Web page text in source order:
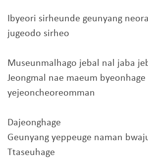
Ibyeori sirheunde geunyang
jugeodo sirheo
Museunmalhago jebal nal jaba
Jeongmal nae maeum
yejeoncheoreomman
Dajeonghage
Geunyang yeppeuge naman
Ttaseuhage